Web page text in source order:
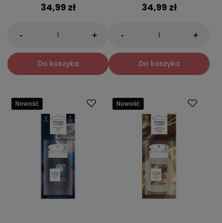
34,99 zł
- +
Do koszyka
34,99 zł
- +
Do koszyka
Nowość Nowość